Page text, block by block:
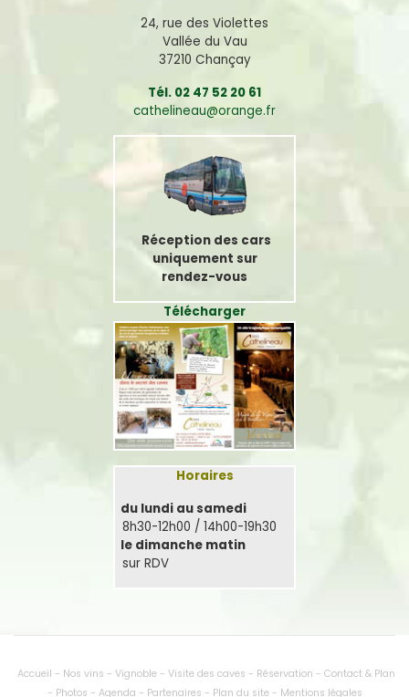
24, rue des Violettes
Vallée du Vau
37210 Chançay
Tél. 02 47 52 20 61
cathelineau@orange.fr
Réception des cars
uniquement sur
rendez-vous
Télécharger
Horaires
du lundi au samedi
8h30-12h00 / 14h00-19h30
le dimanche matin
sur RDV
Accueil - Nos vins - Vignoble - Visite des caves - Réservation - Contact & Plan
- Photos - Agenda - Partenaires - Plan du site- Mentions légales